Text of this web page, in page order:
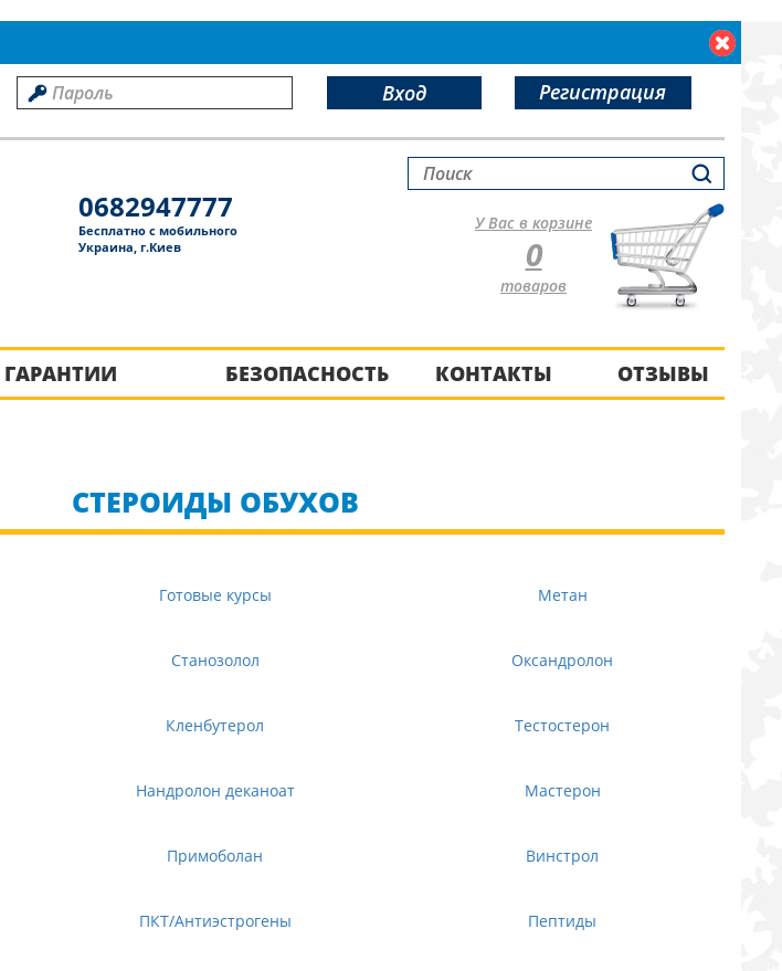
Вход Регистрация
0682947777
Бесплатно с мобильного
Украина, г.Киев
У Вас в корзине
0
товаров
ГАРАНТИИ БЕЗОПАСНОСТЬ КОНТАКТЫ ОТЗЫВЫ
СТЕРОИДЫ ОБУХОВ
Готовые курсы Метан
Станозолол Оксандролон
Кленбутерол Тестостерон
Нандролон деканоат Мастерон
Примоболан Винстрол
ПКТ/Антиэстрогены Пептиды